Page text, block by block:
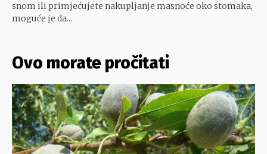
snom ili primjećujete nakupljanje masnoće oko stomaka,
moguće je da...
Ovo morate pročitati